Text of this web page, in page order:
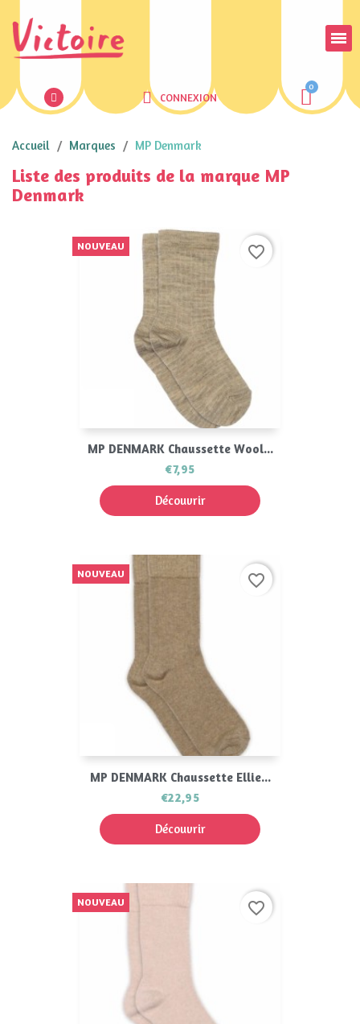
CONNEXION
Accueil Marques MP Denmark
Liste des produits de la marque MP
Denmark
MP DENMARK Chaussette Wool...
€7,95
Découvrir
NOUVEAU favorite_border
MP DENMARK Chaussette Ellie...
€22,95
Découvrir
NOUVEAU favorite_border
NOUVEAU favorite_border